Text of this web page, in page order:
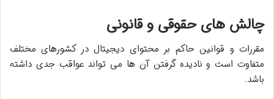
چالش های حقوقی و قانونی
مقررات و قوانین حاکم بر محتوای دیجیتال در کشورهای مختلف
متفاوت است و نادیده گرفتن آن ها می تواند عواقب جدی داشته
باشد.